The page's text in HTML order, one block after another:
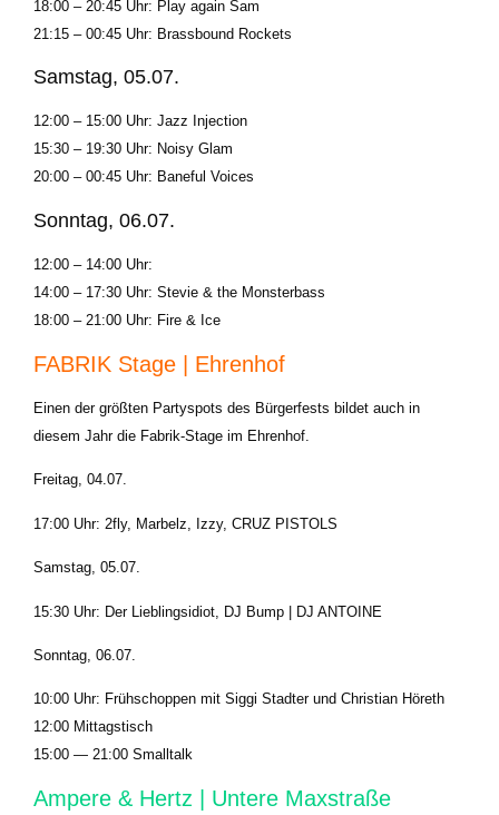
18:00 – 20:45 Uhr: Play again Sam
21:15 – 00:45 Uhr: Brassbound Rockets
Samstag, 05.07.
12:00 – 15:00 Uhr: Jazz Injection
15:30 – 19:30 Uhr: Noisy Glam
20:00 – 00:45 Uhr: Baneful Voices
Sonntag, 06.07.
12:00 – 14:00 Uhr:
14:00 – 17:30 Uhr: Stevie & the Monsterbass
18:00 – 21:00 Uhr: Fire & Ice
FABRIK Stage | Ehrenhof
Einen der größten Partyspots des Bürgerfests bildet auch in
diesem Jahr die Fabrik-Stage im Ehrenhof.
Freitag, 04.07.
17:00 Uhr: 2fly, Marbelz, Izzy, CRUZ PISTOLS
Samstag, 05.07.
15:30 Uhr: Der Lieblingsidiot, DJ Bump | DJ ANTOINE
Sonntag, 06.07.
10:00 Uhr: Frühschoppen mit Siggi Stadter und Christian Höreth
12:00 Mittagstisch
15:00 — 21:00 Smalltalk
Ampere & Hertz | Untere Maxstraße